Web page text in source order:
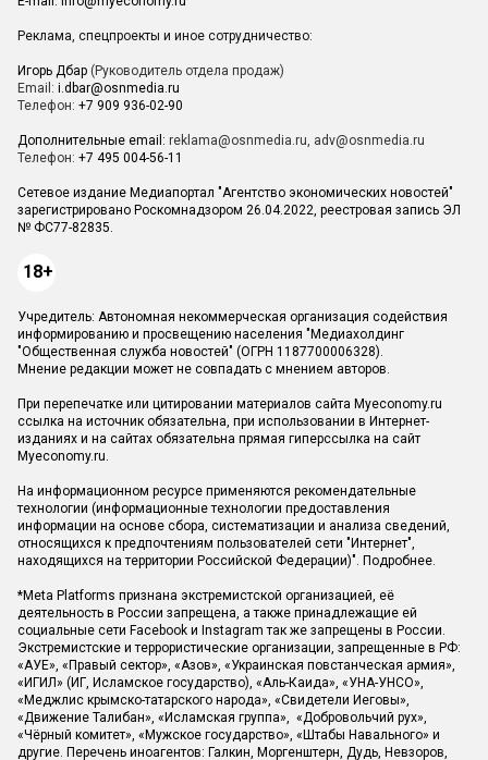
Реклама, спецпроекты и иное сотрудничество:
Игорь Дбар (Руководитель отдела продаж)
Email: i.dbar@osnmedia.ru
Телефон: +7 909 936-02-90
Дополнительные email: reklama@osnmedia.ru, adv@osnmedia.ru
Телефон: +7 495 004-56-11
Сетевое издание Медиапортал "Агентство экономических новостей"
зарегистрировано Роскомнадзором 26.04.2022, реестровая запись ЭЛ
№ ФС77-82835.
18+
Учредитель: Автономная некоммерческая организация содействия
информированию и просвещению населения "Медиахолдинг
"Общественная служба новостей" (ОГРН 1187700006328).
Мнение редакции может не совпадать с мнением авторов.
При перепечатке или цитировании материалов сайта Myeconomy.ru
ссылка на источник обязательна, при использовании в Интернет-
изданиях и на сайтах обязательна прямая гиперссылка на сайт
Myeconomy.ru.
На информационном ресурсе применяются рекомендательные
технологии (информационные технологии предоставления
информации на основе сбора, систематизации и анализа сведений,
относящихся к предпочтениям пользователей сети "Интернет",
находящихся на территории Российской Федерации)". Подробнее.
*Meta Platforms признана экстремистской организацией, её
деятельность в России запрещена, а также принадлежащие ей
социальные сети Facebook и Instagram так же запрещены в России.
Экстремистские и террористические организации, запрещенные в РФ:
«АУЕ», «Правый сектор», «Азов», «Украинская повстанческая армия»,
«ИГИЛ» (ИГ, Исламское государство), «Аль-Каида», «УНА-УНСО»,
«Меджлис крымско-татарского народа», «Свидетели Иеговы»,
«Движение Талибан», «Исламская группа», «Добровольчий рух»,
«Чёрный комитет», «Мужское государство», «Штабы Навального» и
другие. Перечень иноагентов: Галкин, Моргенштерн, Дудь, Невзоров,